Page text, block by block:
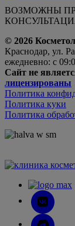
ВОЗМОЖНЫ
© 2026
Краснодар, ул.
ежедневно: с
Сайт не
лицензированы
Политика​
Политика​ куки
Политика​